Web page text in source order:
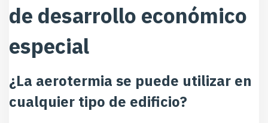
de desarrollo económico
especial
¿La aerotermia se puede utilizar en
cualquier tipo de edificio?